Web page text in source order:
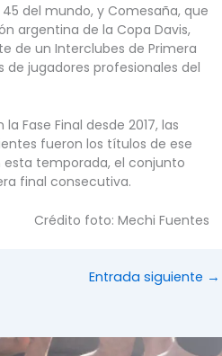
del mundo, y Comesaña, que
argentina de la Copa Davis,
de un Interclubes de Primera
jugadores profesionales del
Fase Final desde 2017, las
fueron los títulos de ese
esta temporada, el conjunto
final consecutiva.
Crédito foto: Mechi Fuentes
Entrada siguiente →